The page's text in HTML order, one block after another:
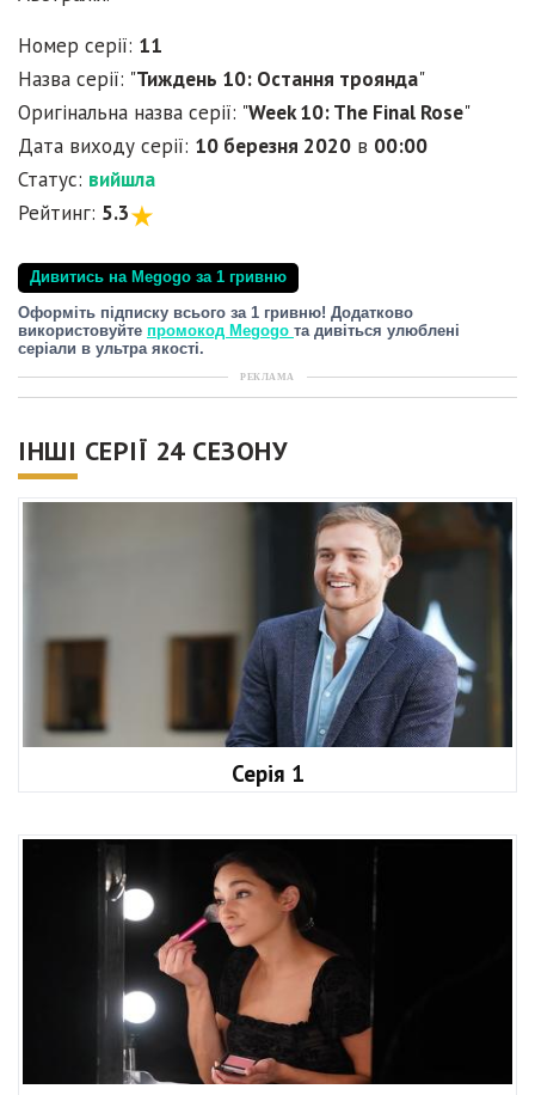
Номер серії: 11
Назва серії: "Тиждень 10: Остання троянда"
Оригінальна назва серії: "Week 10: The Final Rose"
Дата виходу серії: 10 березня 2020 в 00:00
Статус: вийшла
Рейтинг: 5.3
Дивитись на Megogo за 1 гривню
Оформіть підписку всього за 1 гривню! Додатково
використовуйте промокод Megogo та дивіться улюблені
серіали в ультра якості.
РЕКЛАМА
ІНШІ СЕРІЇ 24 СЕЗОНУ
Серія 1